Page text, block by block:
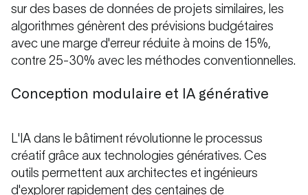
sur des bases de données de projets similaires, les
algorithmes génèrent des prévisions budgétaires
avec une marge d'erreur réduite à moins de 15%,
contre 25-30% avec les méthodes conventionnelles.
Conception modulaire et IA générative
L'IA dans le bâtiment révolutionne le processus
créatif grâce aux technologies génératives. Ces
outils permettent aux architectes et ingénieurs
d'explorer rapidement des centaines de